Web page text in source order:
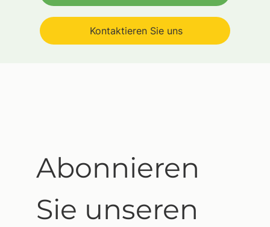
Kontaktieren Sie uns
Abonnieren
Sie unseren